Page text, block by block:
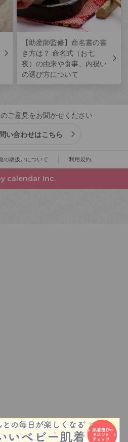
【助産師監修】命名書の書
き方は？ 命名式（お七
夜）の由来や食事、内祝い
の選び方について
ご意見をお聞かせください
い合わせはこちら
の取扱いについて 利用規約
calendar Inc.